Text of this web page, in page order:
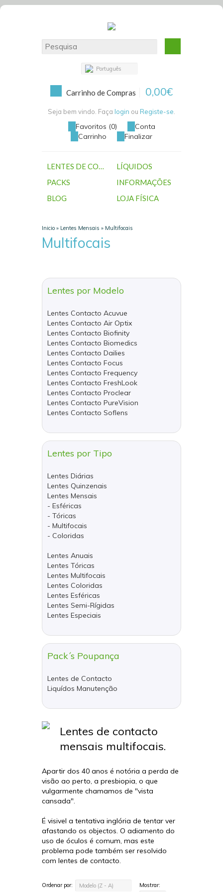
Português
Carrinho de Compras 0,00€
Seja bem vindo. Faça login ou Registe-se
Favoritos (0)
Conta
Carrinho
Finalizar
LENTES DE CONTACTO
LÍQUIDOS
PACKS
INFORMAÇÕES
BLOG
LOJA FÍSICA
Inicio » Lentes Mensais » Multifocais
Multifocais
Lentes por Modelo
Lentes Contacto Acuvue
Lentes Contacto Air Optix
Lentes Contacto Biofinity
Lentes Contacto Biomedics
Lentes Contacto Dailies
Lentes Contacto Focus
Lentes Contacto Frequency
Lentes Contacto FreshLook
Lentes Contacto Proclear
Lentes Contacto PureVision
Lentes Contacto Soflens
Lentes por Tipo
Lentes Diárias
Lentes Quinzenais
Lentes Mensais
- Esféricas
- Tóricas
- Multifocais
- Coloridas
Lentes Anuais
Lentes Tóricas
Lentes Multifocais
Lentes Coloridas
Lentes Esféricas
Lentes Semi-Rígidas
Lentes Especiais
Pack´s Poupança
Lentes de Contacto
Liquídos Manutenção
Lentes de contacto
mensais multifocais.
Apartir dos 40 anos é notória a perda de
visão ao perto, a presbiopia, o que
vulgarmente chamamos de "vista
cansada".
É visivel a tentativa inglória de tentar ver
afastando os objectos. O adiamento do
uso de óculos é comum, mas este
problema pode também ser resolvido
com lentes de contacto.
Ordenar por: Modelo (Z - A) Mostrar: